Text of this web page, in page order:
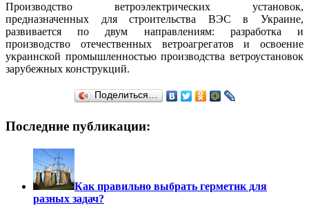
Производство ветроэлектрических установок,
предназначенных для строительства ВЭС в Украине,
развивается по двум направлениям: разработка и
производство отечественных ветроагрегатов и освоение
украинской промышленностью производства ветроустановок
зарубежных конструкций.
Поделиться…
Последние публикации:
Как правильно выбрать герметик для
разных задач?